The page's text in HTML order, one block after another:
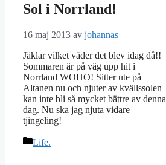
Sol i Norrland!
16 maj 2013 av johannas
Jäklar vilket väder det blev idag då!!
Sommaren är på väg upp hit i
Norrland WOHO! Sitter ute på
Altanen nu och njuter av kvällssolen
kan inte bli så mycket bättre av denna
dag. Nu ska jag njuta vidare
tjingeling!
Kategorier
Life.